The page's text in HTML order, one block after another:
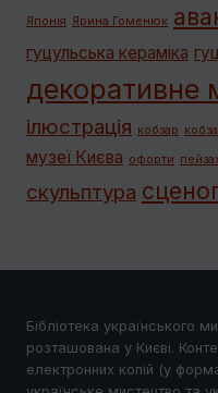
Японія Ярина Гоменюк
гуцульська кераміка
декоративне
ілюстрація кобзар
музеї Києва офорти
скульптура
Бібліотека українського
розташована у Києві.
електронних копій (у